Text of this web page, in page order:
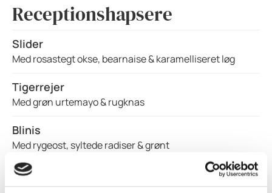
Receptionshapsere
Slider
Med rosastegt okse, bearnaise & karamelliseret løg
Tigerrejer
Med grøn urtemayo & rugknas
Blinis
Med rygeost, syltede radiser & grønt